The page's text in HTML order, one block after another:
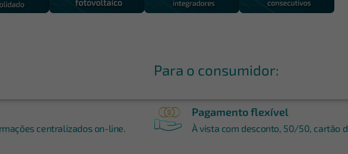
centralizados on-line.
Para o consumidor:
Pagamento flexível
À vista com desconto, 50/50, cartão